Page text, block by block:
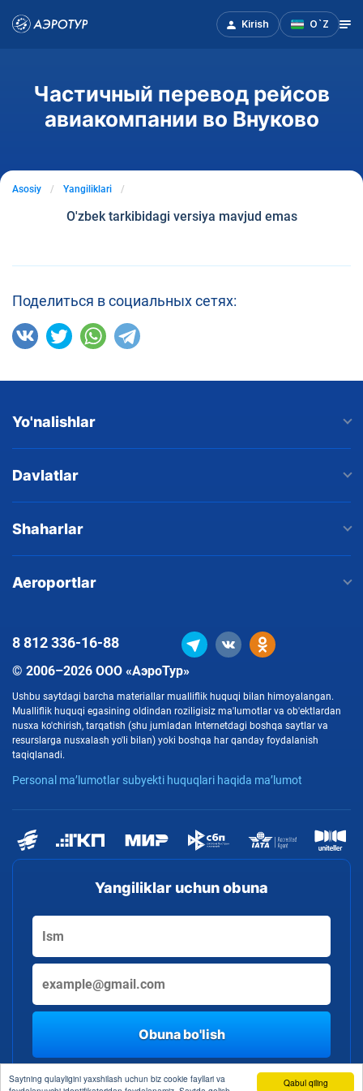
Qabul qiling
Saytning qulayligini yaxshilash uchun biz cookie fayllari va
Kirish O`Z
Частичный перевод рейсов
авиакомпании во Внуково
Asosiy Yangiliklari
O'zbek tarkibidagi versiya mavjud emas
Поделиться в социальных сетях:
Yo'nalishlar
Davlatlar
Shaharlar
Aeroportlar
Yangiliklar uchun obuna
Obuna bo'lish
© 2006–2026 ООО «АэроТур»
Ushbu saytdagi barcha materiallar mualliflik huquqi bilan himoyalangan.
Mualliflik huquqi egasining oldindan roziligisiz ma'lumotlar va ob'ektlardan
nusxa ko'chirish, tarqatish (shu jumladan Internetdagi boshqa saytlar va
resurslarga nusxalash yo'li bilan) yoki boshqa har qanday foydalanish
taqiqlanadi.
Personal ma’lumotlar subyekti huquqlari haqida ma’lumot
8 812336-16-88